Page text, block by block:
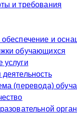
и требования
и
обучающихся
услуги
(перевода)